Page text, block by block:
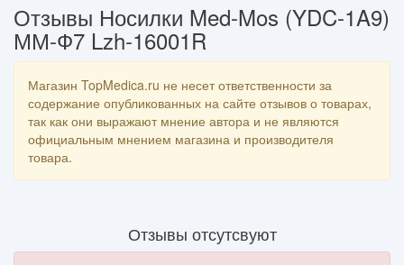
Отзывы Носилки Med-Mos (YDC-1A9)
ММ-Ф7 Lzh-16001R
Магазин TopMedica.ru не несет ответственности за
содержание опубликованных на сайте отзывов о товарах,
так как они выражают мнение автора и не являются
официальным мнением магазина и производителя
товара.
Отзывы отсутсвуют